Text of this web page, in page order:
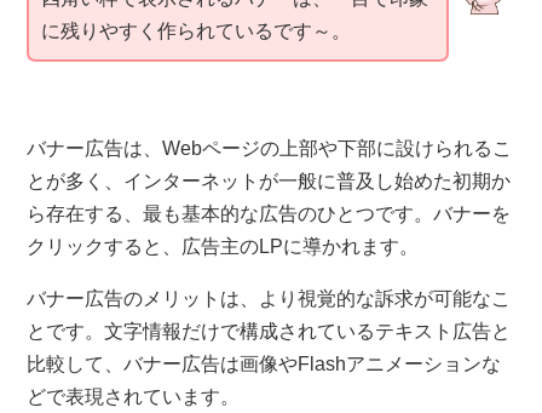
に残りやすく作られているです～。
バナー広告は、Webページの上部や下部に設けられるこ
とが多く、インターネットが一般に普及し始めた初期か
ら存在する、最も基本的な広告のひとつです。バナーを
クリックすると、広告主のLPに導かれます。
バナー広告のメリットは、より視覚的な訴求が可能なこ
とです。文字情報だけで構成されているテキスト広告と
比較して、バナー広告は画像やFlashアニメーションな
どで表現されています。